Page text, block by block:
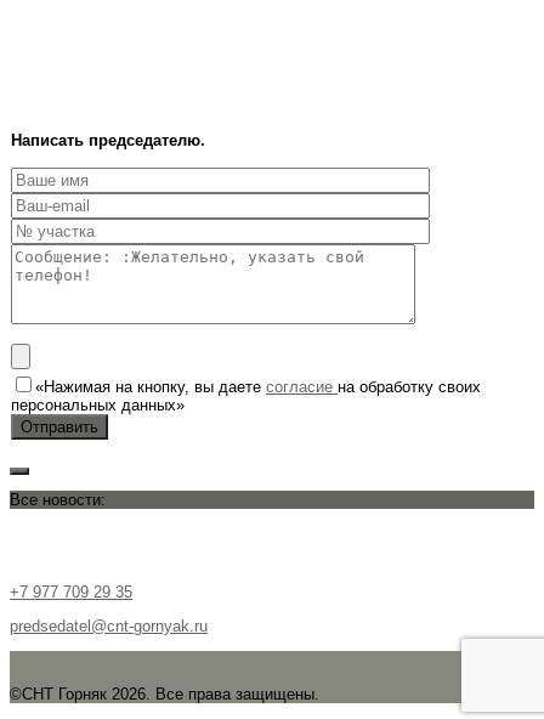
Написать председателю.
«Нажимая на кнопку, вы даете согласие на обработку своих
персональных данных»
Все новости:
+7 977 709 29 35
predsedatel@cnt-gornyak.ru
©СНТ Горняк 2026. Все права защищены.